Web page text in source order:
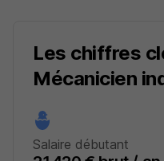
Les chiffres
Mécanicien
Salaire débutant